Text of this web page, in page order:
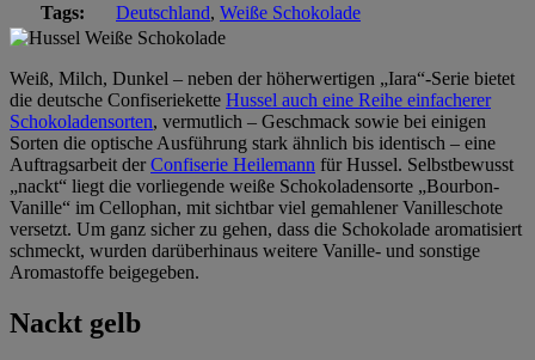
Tags:
Deutschland, Weiße Schokolade
Weiß, Milch, Dunkel – neben der höherwertigen „Iara“-Serie bietet
die deutsche Confiseriekette Hussel auch eine Reihe einfacherer
Schokoladensorten, vermutlich – Geschmack sowie bei einigen
Sorten die optische Ausführung stark ähnlich bis identisch – eine
Auftragsarbeit derConfiserie Heilemann für Hussel. Selbstbewusst
„nackt“ liegt die vorliegende weiße Schokoladensorte „Bourbon-
Vanille“ im Cellophan, mit sichtbar viel gemahlener Vanilleschote
versetzt. Um ganz sicher zu gehen, dass die Schokolade aromatisiert
schmeckt, wurden darüberhinaus weitere Vanille- und sonstige
Aromastoffe beigegeben.
Nackt gelb